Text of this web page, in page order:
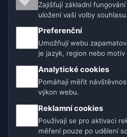
🇨🇿 Česko 🇭🇷
🇩🇪🇦🇹🇨🇭 Německo /
🌎 Latinská Amerika
🇮🇳 Jižní a jihovýchodní Asie
Provozovatel: Spolek
© 2026 Počasí Online ·
Meteo. Výstrahy
Zajišťují základní
uložení vaší volby souhlasu.
Preferenční
Umožňují webu
je jazyk, region nebo motiv
Analytické cookies
Pomáhají měřit
výkon webu.
Reklamní cookies
Používají se pro aktivaci
měření pouze po udělení